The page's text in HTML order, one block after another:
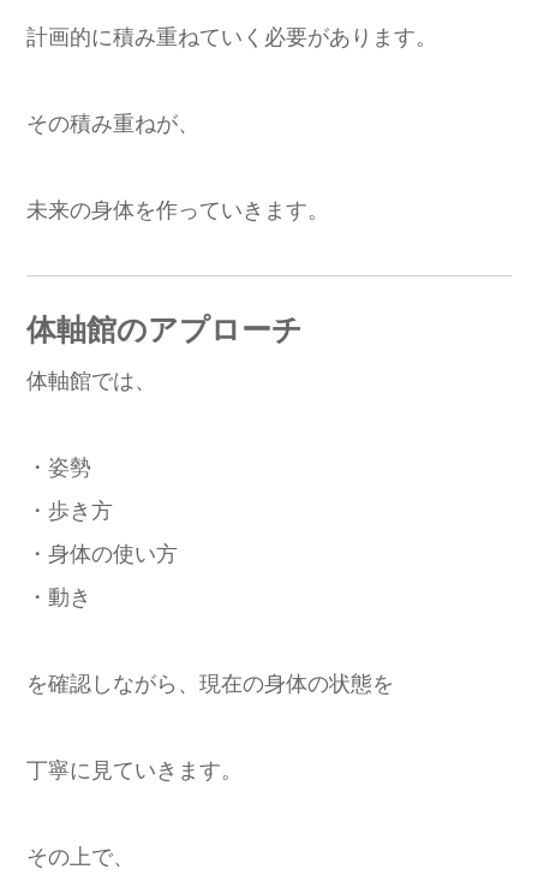
計画的に積み重ねていく必要があります。
その積み重ねが、
未来の身体を作っていきます。
体軸館のアプローチ
体軸館では、
・姿勢
・歩き方
・身体の使い方
・動き
を確認しながら、現在の身体の状態を
丁寧に見ていきます。
その上で、